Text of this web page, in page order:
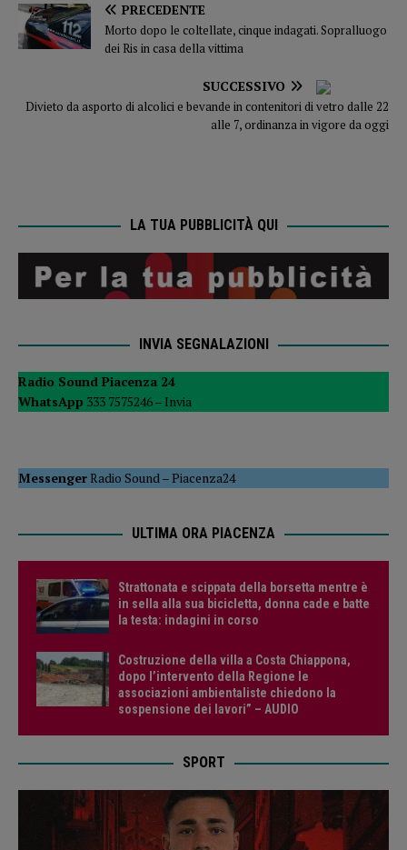
PRECEDENTE
Morto dopo le coltellate, cinque indagati. Sopralluogo
dei Ris in casa della vittima
SUCCESSIVO
Divieto da asporto di alcolici e bevande in contenitori di vetro dalle 22
alle 7, ordinanza in vigore da oggi
LA TUA PUBBLICITÀ QUI
INVIA SEGNALAZIONI
Radio Sound Piacenza 24
WhatsApp 333 7575246 – Invia
MessengerRadio Sound–Piacenza24
ULTIMA ORA PIACENZA
Strattonata e scippata della borsetta mentre è
in sella alla sua bicicletta, donna cade e batte
la testa: indagini in corso
Costruzione della villa a Costa Chiappona,
dopo l’intervento della Regione le
associazioni ambientaliste chiedono la
sospensione dei lavori” – AUDIO
SPORT